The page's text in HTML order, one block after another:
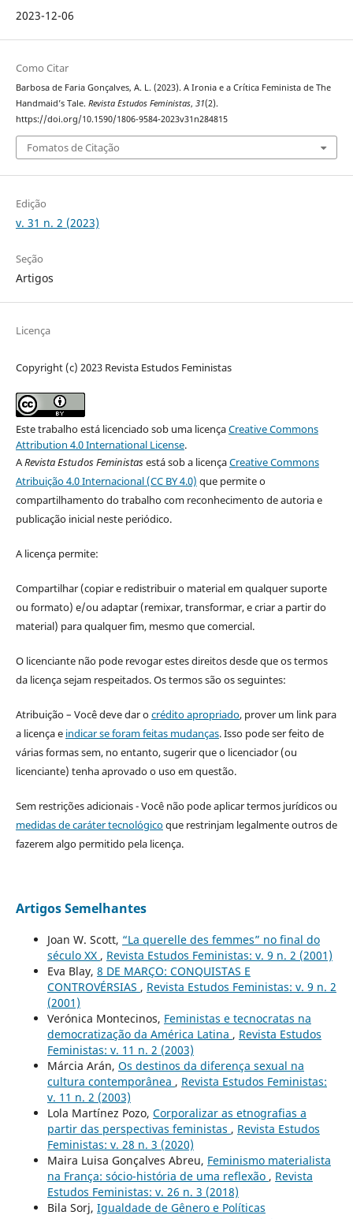
2023-12-06
Como Citar
Barbosa de Faria Gonçalves, A. L. (2023). A Ironia e a Crítica Feminista de The
Handmaid’s Tale. Revista Estudos Feministas, 31(2).
https://doi.org/10.1590/1806-9584-2023v31n284815
Fomatos de Citação
Edição
v. 31 n. 2 (2023)
Seção
Artigos
Licença
Copyright (c) 2023 Revista Estudos Feministas
Este trabalho está licenciado sob uma licençaCreative Commons
Attribution 4.0 International License.
ARevista Estudos Feministasestá sob a licençaCreative Commons
Atribuição 4.0 Internacional (CC BY 4.0) que permite o
compartilhamento do trabalho com reconhecimento de autoria e
publicação inicial neste periódico.
A licença permite:
Compartilhar (copiar e redistribuir o material em qualquer suporte
ou formato) e/ou adaptar (remixar, transformar, e criar a partir do
material) para qualquer fim, mesmo que comercial.
O licenciante não pode revogar estes direitos desde que os termos
da licença sejam respeitados. Os termos são os seguintes:
Atribuição – Você deve dar ocrédito apropriado, prover um link para
a licença e indicar se foram feitas mudanças. Isso pode ser feito de
várias formas sem, no entanto, sugerir que o licenciador (ou
licenciante) tenha aprovado o uso em questão.
Sem restrições adicionais - Você não pode aplicar termos jurídicos ou
medidas de caráter tecnológicoque restrinjam legalmente outros de
fazerem algo permitido pela licença.
Artigos Semelhantes
Joan W. Scott, “La querelle des femmes” no final do
século XX , Revista Estudos Feministas: v. 9 n. 2 (2001)
Eva Blay, 8 DE MARÇO: CONQUISTAS E
CONTROVÉRSIAS , Revista Estudos Feministas: v. 9 n. 2
(2001)
Verónica Montecinos, Feministas e tecnocratas na
democratização da América Latina , Revista Estudos
Feministas: v. 11 n. 2 (2003)
Márcia Arán, Os destinos da diferença sexual na
cultura contemporânea , Revista Estudos Feministas:
v. 11 n. 2 (2003)
Lola Martínez Pozo, Corporalizar as etnografias a
partir das perspectivas feministas , Revista Estudos
Feministas: v. 28 n. 3 (2020)
Maira Luisa Gonçalves Abreu, Feminismo materialista
na França: sócio-história de uma reflexão , Revista
Estudos Feministas: v. 26 n. 3 (2018)
Bila Sorj, Igualdade de Gênero e Políticas